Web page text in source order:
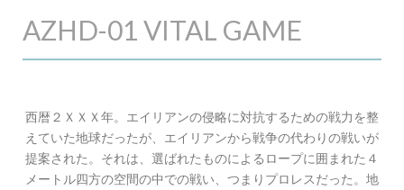
AZHD-01 VITAL GAME
西暦２ＸＸＸ年。エイリアンの侵略に対抗するための戦力を整
えていた地球だったが、エイリアンから戦争の代わりの戦いが
提案された。それは、選ばれたものによるロープに囲まれた４
メートル四方の空間の中での戦い、つまりプロレスだった。地